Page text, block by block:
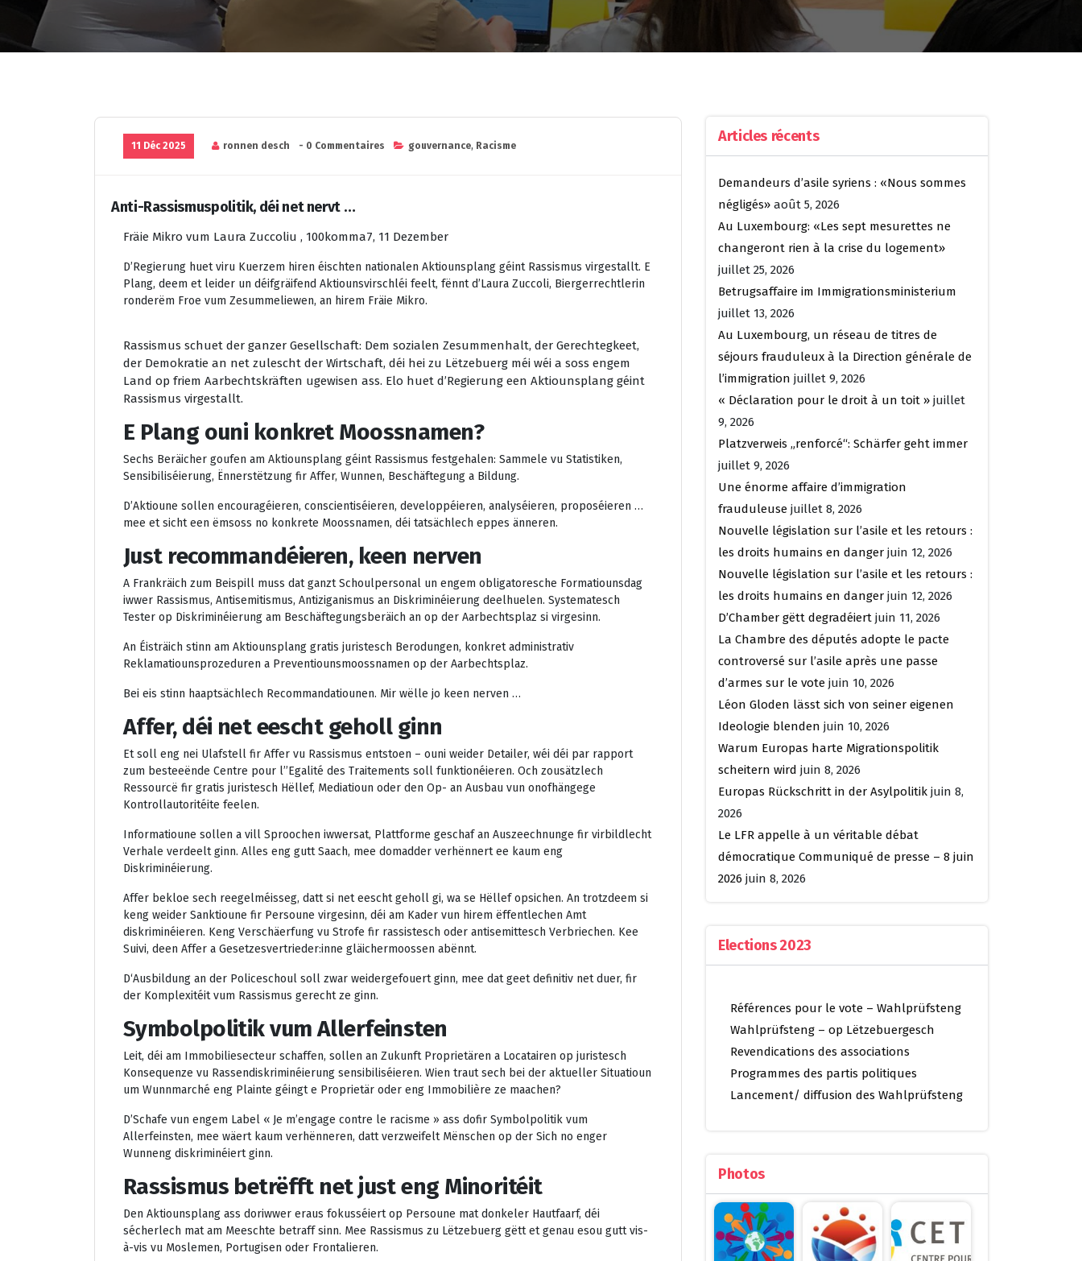
11 Déc 2025 ronnen desch - 0 Commentaires gouvernance, Racisme
Anti-Rassismuspolitik, déi net nervt …
Fräie Mikro vum Laura Zuccoliu , 100komma7, 11 Dezember
D’Regierung huet viru Kuerzem hiren éischten nationalen Aktiounsplang géint Rassismus virgestallt. E
Plang, deem et leider un déifgräifend Aktiounsvirschléi feelt, fënnt d’Laura Zuccoli, Biergerrechtlerin
ronderëm Froe vum Zesummeliewen, an hirem Fräie Mikro.
Rassismus schuet der ganzer Gesellschaft: Dem sozialen Zesummenhalt, der Gerechtegkeet,
der Demokratie an net zulescht der Wirtschaft, déi hei zu Lëtzebuerg méi wéi a soss engem
Land op friem Aarbechtskräften ugewisen ass. Elo huet d’Regierung een Aktiounsplang géint
Rassismus virgestallt.
E Plang ouni konkret Moossnamen?
Sechs Beräicher goufen am Aktiounsplang géint Rassismus festgehalen: Sammele vu Statistiken,
Sensibiliséierung, Ënnerstëtzung fir Affer, Wunnen, Beschäftegung a Bildung.
D’Aktioune sollen encouragéieren, conscientiséieren, developpéieren, analyséieren, proposéieren …
mee et sicht een ëmsoss no konkrete Moossnamen, déi tatsächlech eppes änneren.
Just recommandéieren, keen nerven
A Frankräich zum Beispill muss dat ganzt Schoulpersonal un engem obligatoresche Formatiounsdag
iwwer Rassismus, Antisemitismus, Antiziganismus an Diskriminéierung deelhuelen. Systematesch
Tester op Diskriminéierung am Beschäftegungsberäich an op der Aarbechtsplaz si virgesinn.
An Éisträich stinn am Aktiounsplang gratis juristesch Berodungen, konkret administrativ
Reklamatiounsprozeduren a Preventiounsmoossnamen op der Aarbechtsplaz.
Bei eis stinn haaptsächlech Recommandatiounen. Mir wëlle jo keen nerven …
Affer, déi net eescht geholl ginn
Et soll eng nei Ulafstell fir Affer vu Rassismus entstoen – ouni weider Detailer, wéi déi par rapport
zum besteeënde Centre pour l’’Egalité des Traitements soll funktionéieren. Och zousätzlech
Ressourcë fir gratis juristesch Hëllef, Mediatioun oder den Op- an Ausbau vun onofhängege
Kontrollautoritéite feelen.
Informatioune sollen a vill Sproochen iwwersat, Plattforme geschaf an Auszeechnunge fir virbildlecht
Verhale verdeelt ginn. Alles eng gutt Saach, mee domadder verhënnert ee kaum eng
Diskriminéierung.
Affer bekloe sech reegelméisseg, datt si net eescht geholl gi, wa se Hëllef opsichen. An trotzdeem si
keng weider Sanktioune fir Persoune virgesinn, déi am Kader vun hirem ëffentlechen Amt
diskriminéieren. Keng Verschäerfung vu Strofe fir rassistesch oder antisemittesch Verbriechen. Kee
Suivi, deen Affer a Gesetzesvertrieder:inne gläichermoossen abënnt.
D‘Ausbildung an der Policeschoul soll zwar weidergefouert ginn, mee dat geet definitiv net duer, fir
der Komplexitéit vum Rassismus gerecht ze ginn.
Symbolpolitik vum Allerfeinsten
Leit, déi am Immobiliesecteur schaffen, sollen an Zukunft Proprietären a Locatairen op juristesch
Konsequenze vu Rassendiskriminéierung sensibiliséieren. Wien traut sech bei der aktueller Situatioun
um Wunnmarché eng Plainte géingt e Proprietär oder eng Immobilière ze maachen?
D’Schafe vun engem Label « Je m’engage contre le racisme » ass dofir Symbolpolitik vum
Allerfeinsten, mee wäert kaum verhënneren, datt verzweifelt Mënschen op der Sich no enger
Wunneng diskriminéiert ginn.
Rassismus betrëfft net just eng Minoritéit
Den Aktiounsplang ass doriwwer eraus fokusséiert op Persoune mat donkeler Hautfaarf, déi
sécherlech mat am Meeschte betraff sinn. Mee Rassismus zu Lëtzebuerg gëtt et genau esou gutt vis-
à-vis vu Moslemen, Portugisen oder Frontalieren.
Articles récents
Demandeurs d’asile syriens : «Nous sommes
négligés» août 5, 2026
Au Luxembourg: «Les sept mesurettes ne
changeront rien à la crise du logement»
juillet 25, 2026
Betrugsaffaire im Immigrationsministerium
juillet 13, 2026
Au Luxembourg, un réseau de titres de
séjours frauduleux à la Direction générale de
l’immigration juillet 9, 2026
« Déclaration pour le droit à un toit » juillet
9, 2026
Platzverweis „renforcé“: Schärfer geht immer
juillet 9, 2026
Une énorme affaire d’immigration
frauduleuse juillet 8, 2026
Nouvelle législation sur l’asile et les retours :
les droits humains en danger juin 12, 2026
Nouvelle législation sur l’asile et les retours :
les droits humains en danger juin 12, 2026
D’Chamber gëtt degradéiert juin 11, 2026
La Chambre des députés adopte le pacte
controversé sur l’asile après une passe
d’armes sur le vote juin 10, 2026
Léon Gloden lässt sich von seiner eigenen
Ideologie blenden juin 10, 2026
Warum Europas harte Migrationspolitik
scheitern wird juin 8, 2026
Europas Rückschritt in der Asylpolitik juin 8,
2026
Le LFR appelle à un véritable débat
démocratique Communiqué de presse – 8 juin
2026 juin 8, 2026
Elections 2023
Références pour le vote – Wahlprüfsteng
Wahlprüfsteng – op Lëtzebuergesch
Revendications des associations
Programmes des partis politiques
Lancement/ diffusion des Wahlprüfsteng
Photos